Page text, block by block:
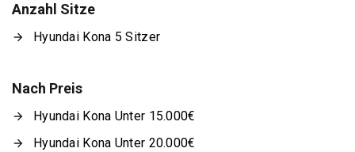
Anzahl Sitze
Hyundai Kona 5 Sitzer
Nach Preis
Hyundai Kona Unter 15.000€
Hyundai Kona Unter 20.000€